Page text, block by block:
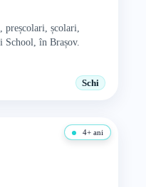
preșcolari, școlari,
School, în Brașov.
Schi
4+ ani